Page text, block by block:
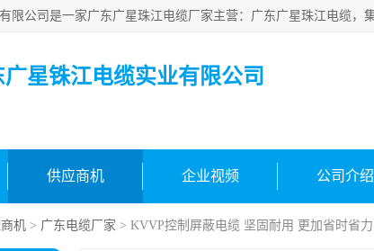
广星铢江电缆实业有限公司
供应商机 企业视频 公司介绍
机 > 广东电缆厂家 > KVVP控制屏蔽电缆 坚固耐用 更加省时省力